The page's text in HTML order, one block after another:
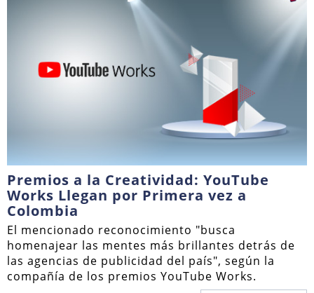
Premios a la Creatividad: YouTube
Works Llegan por Primera vez a
Colombia
El mencionado reconocimiento "busca
homenajear las mentes más brillantes detrás de
las agencias de publicidad del país", según la
compañía de los premios YouTube Works.